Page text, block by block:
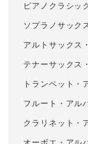
ピアノクラシッ
ソプラノサック
アルトサックス
テナーサックス
トランペット・
フルート・アル
クラリネット・